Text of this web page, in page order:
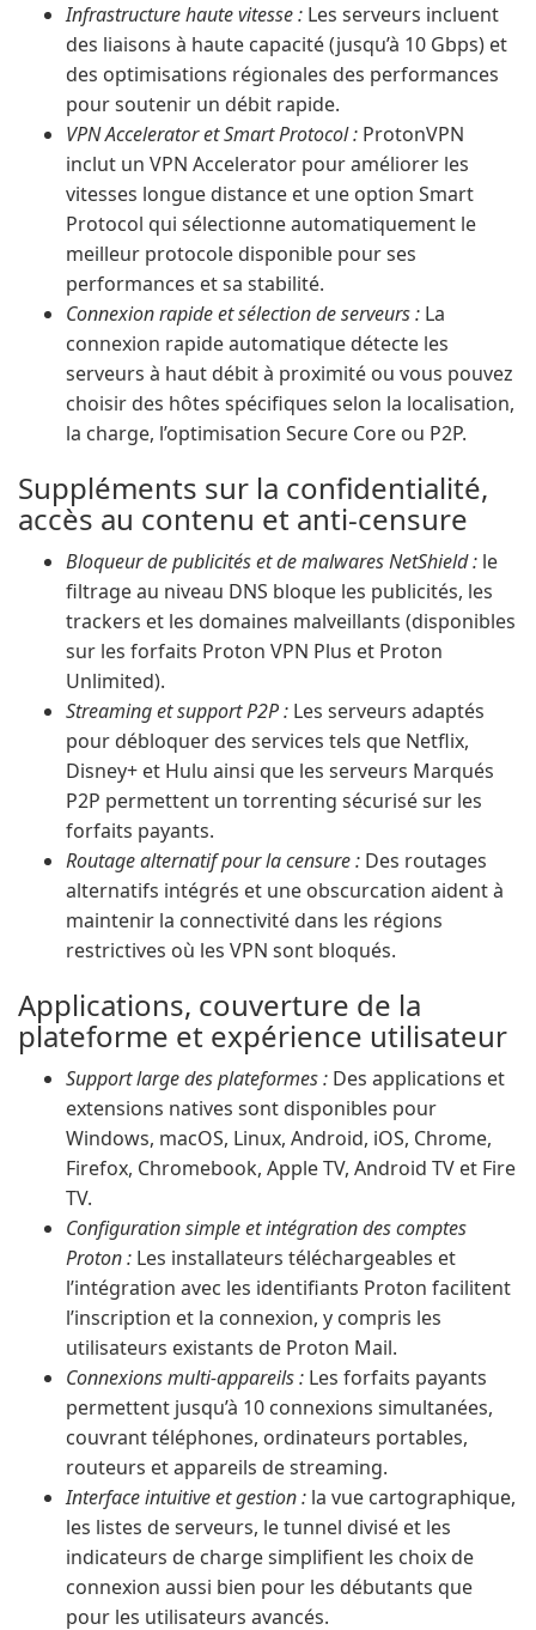
Infrastructure haute vitesse : Les serveurs incluent
des liaisons à haute capacité (jusqu’à 10 Gbps) et
des optimisations régionales des performances
pour soutenir un débit rapide.
VPN Accelerator et Smart Protocol : ProtonVPN
inclut un VPN Accelerator pour améliorer les
vitesses longue distance et une option Smart
Protocol qui sélectionne automatiquement le
meilleur protocole disponible pour ses
performances et sa stabilité.
Connexion rapide et sélection de serveurs : La
connexion rapide automatique détecte les
serveurs à haut débit à proximité ou vous pouvez
choisir des hôtes spécifiques selon la localisation,
la charge, l’optimisation Secure Core ou P2P.
Suppléments sur la confidentialité,
accès au contenu et anti-censure
Bloqueur de publicités et de malwares NetShield : le
filtrage au niveau DNS bloque les publicités, les
trackers et les domaines malveillants (disponibles
sur les forfaits Proton VPN Plus et Proton
Unlimited).
Streaming et support P2P : Les serveurs adaptés
pour débloquer des services tels que Netflix,
Disney+ et Hulu ainsi que les serveurs Marqués
P2P permettent un torrenting sécurisé sur les
forfaits payants.
Routage alternatif pour la censure : Des routages
alternatifs intégrés et une obscurcation aident à
maintenir la connectivité dans les régions
restrictives où les VPN sont bloqués.
Applications, couverture de la
plateforme et expérience utilisateur
Support large des plateformes : Des applications et
extensions natives sont disponibles pour
Windows, macOS, Linux, Android, iOS, Chrome,
Firefox, Chromebook, Apple TV, Android TV et Fire
TV.
Configuration simple et intégration des comptes
Proton : Les installateurs téléchargeables et
l’intégration avec les identifiants Proton facilitent
l’inscription et la connexion, y compris les
utilisateurs existants de Proton Mail.
Connexions multi-appareils : Les forfaits payants
permettent jusqu’à 10 connexions simultanées,
couvrant téléphones, ordinateurs portables,
routeurs et appareils de streaming.
Interface intuitive et gestion : la vue cartographique,
les listes de serveurs, le tunnel divisé et les
indicateurs de charge simplifient les choix de
connexion aussi bien pour les débutants que
pour les utilisateurs avancés.